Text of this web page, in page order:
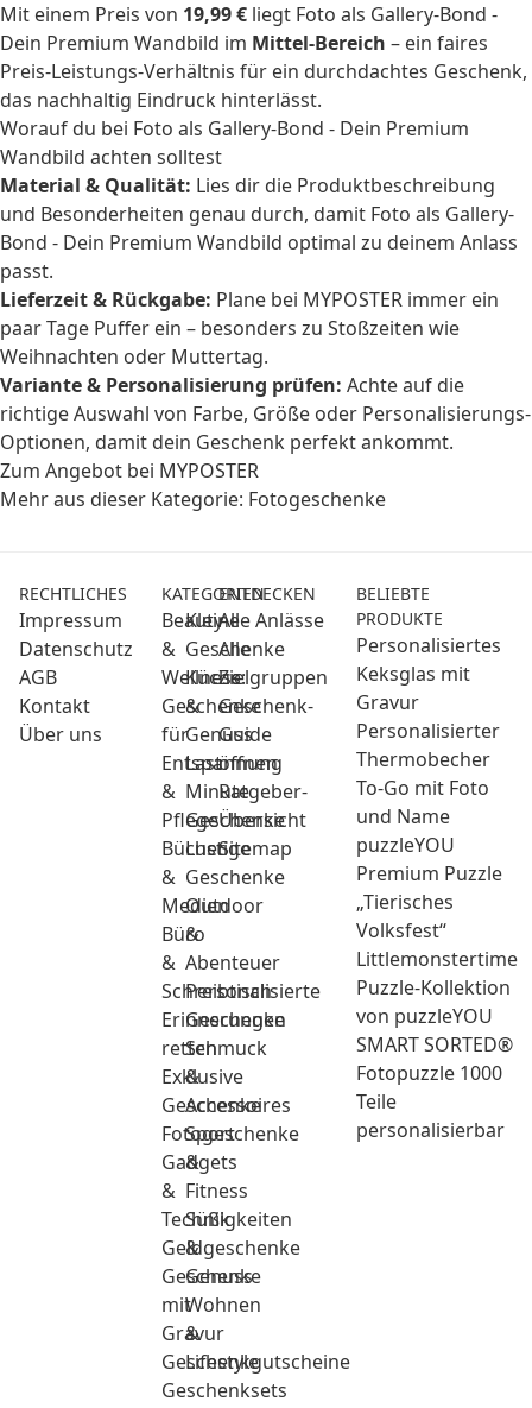
Mit einem Preis von 19,99 € liegt Foto als Gallery-Bond -
Dein Premium Wandbild im Mittel-Bereich – ein faires
Preis-Leistungs-Verhältnis für ein durchdachtes Geschenk,
das nachhaltig Eindruck hinterlässt.
Worauf du bei Foto als Gallery-Bond - Dein Premium
Wandbild achten solltest
Material & Qualität: Lies dir die Produktbeschreibung
und Besonderheiten genau durch, damit Foto als Gallery-
Bond - Dein Premium Wandbild optimal zu deinem Anlass
passt.
Lieferzeit & Rückgabe: Plane bei MYPOSTER immer ein
paar Tage Puffer ein – besonders zu Stoßzeiten wie
Weihnachten oder Muttertag.
Variante & Personalisierung prüfen: Achte auf die
richtige Auswahl von Farbe, Größe oder Personalisierungs-
Optionen, damit dein Geschenk perfekt ankommt.
Zum Angebot bei MYPOSTER
Mehr aus dieser Kategorie: Fotogeschenke
RECHTLICHES
Impressum
Datenschutz
AGB
Kontakt
Über uns
KATEGORIEN
Beauty
&
Wellness:
Geschenke
für
Entspannung
&
Pflege
Bücher
&
Medien
Büro
&
Schreibtisch
Erinnerungen
retten
Exklusive
Geschenke
Fotogeschenke
Gadgets
&
Technik
Geldgeschenke
Geschenke
mit
Gravur
Geschenkgutscheine
Geschenksets
Kleine
Geschenke
Küche
&
Genuss
Last
Minute
Geschenke
Lustige
Geschenke
Outdoor
&
Abenteuer
Personalisierte
Geschenke
Schmuck
&
Accessoires
Sport
&
Fitness
Süßigkeiten
&
Genuss
Wohnen
&
Lifestyle
ENTDECKEN
Alle Anlässe
Alle
Zielgruppen
Geschenk-
Guide
öffnen
Ratgeber-
Übersicht
Sitemap
BELIEBTE
PRODUKTE
Personalisiertes
Keksglas mit
Gravur
Personalisierter
Thermobecher
To-Go mit Foto
und Name
puzzleYOU
Premium Puzzle
„Tierisches
Volksfest“
Littlemonstertime
Puzzle-Kollektion
von puzzleYOU
SMART SORTED®
Fotopuzzle 1000
Teile
personalisierbar